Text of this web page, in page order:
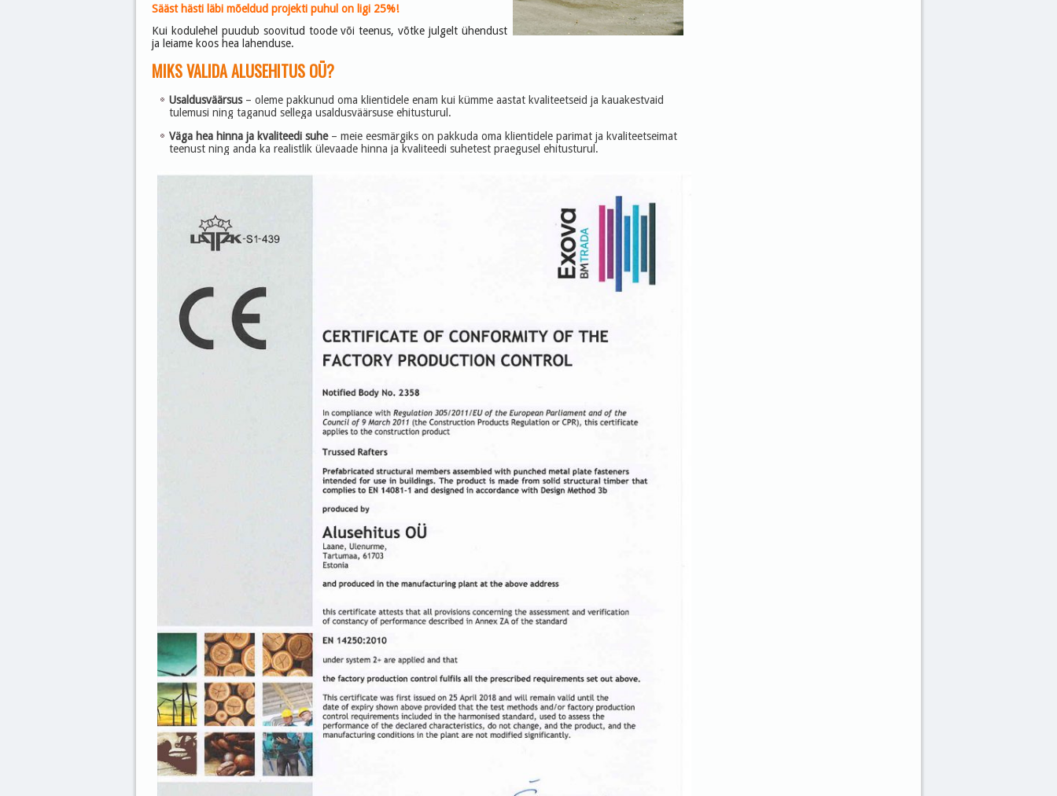
Sääst hästi läbi mõeldud projekti puhul on ligi 25%!
Kui kodulehel puudub soovitud toode või teenus, võtke julgelt ühendust
ja leiame koos hea lahenduse.
MIKS VALIDA ALUSEHITUS OÜ?
Usaldusväärsus– oleme pakkunud oma klientidele enam kui kümme aastat kvaliteetseid ja kauakestvaid
tulemusi ning taganud sellega usaldusväärsuse ehitusturul.
Väga hea hinna ja kvaliteedi suhe– meie eesmärgiks on pakkuda oma klientidele parimat ja kvaliteetseimat
teenust ning anda ka realistlik ülevaade hinna ja kvaliteedi suhetest praegusel ehitusturul.